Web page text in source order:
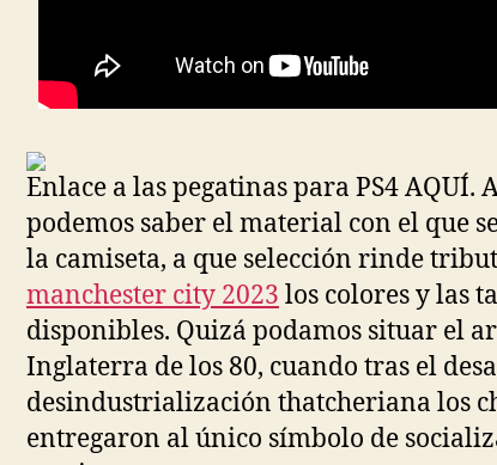
Enlace a las pegatinas para PS4 AQUÍ.
podemos saber el material con el que
la camiseta, a que selección rinde
manchester city 2023 los colores y las
disponibles. Quizá podamos situar el
Inglaterra de los 80, cuando tras el
desindustrialización thatcheriana los
entregaron al único símbolo de